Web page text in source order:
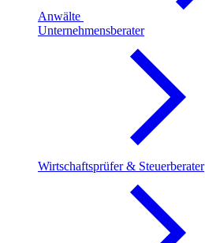
Anwälte
Unternehmensberater
Wirtschaftsprüfer & Steuerberater